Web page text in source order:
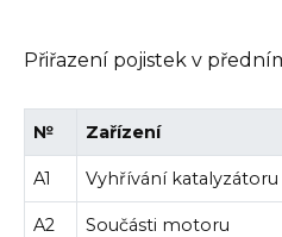
Přiřazení pojistek v
№ Zařízení
A1 Vyhřívání katalyzátoru
A2 Součásti motoru